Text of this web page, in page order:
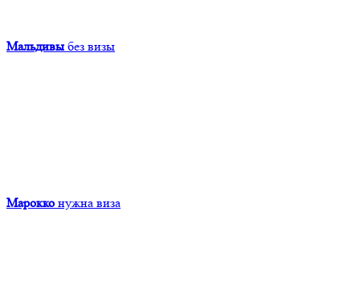
Мальдивы без визы
Марокко нужна виза